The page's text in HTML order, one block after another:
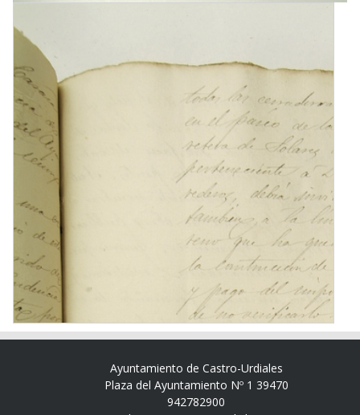
Ayuntamiento de Castro-Urdiales
Plaza del Ayuntamiento Nº 1 39470
942782900